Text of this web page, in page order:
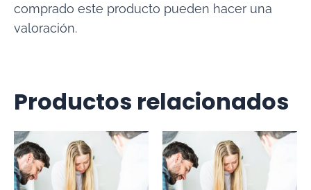
comprado este producto pueden hacer una
valoración.
Productos relacionados